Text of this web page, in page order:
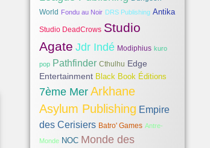
World Fondu au Noir DRS Publishing Antika
Studio DeadCrows Studio
Agate Jdr Indé Modiphius kuro
pop Pathfinder Cthulhu Edge
Entertainment Black Book Éditions
7ème Mer Arkhane
Asylum Publishing Empire
des Cerisiers Batro' Games Antre-
Monde NOC Monde des